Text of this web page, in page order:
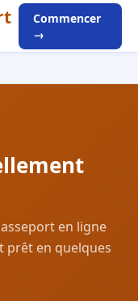
Commencer
→
en ligne
prêt en quelques